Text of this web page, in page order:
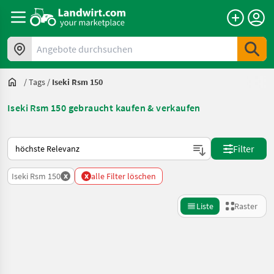
Angebote durchsuchen
/Tags / Iseki Rsm 150
Iseki Rsm 150 gebraucht kaufen & verkaufen
So wird auf Landwirt.com sortiert
Filter
Iseki Rsm 150 x x alle Filter löschen
Liste Raster